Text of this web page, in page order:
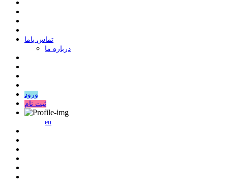
ﺗﻤﺎﺱ ﺑﺎﻣﺎ
درباره ما
ورود
ثبت نام
en